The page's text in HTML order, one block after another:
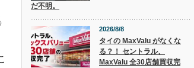
だ不明。
2026/8/8
タイの MaxValu がなくな
る？！ セントラル、
MaxValu 全30店舗買収完